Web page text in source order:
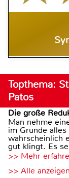
Topthema:
Patos
Die große
Man nehme
im Grunde
wahrscheinlich
gut klingt. Es
>> Mehr
>> Alle anzeigen